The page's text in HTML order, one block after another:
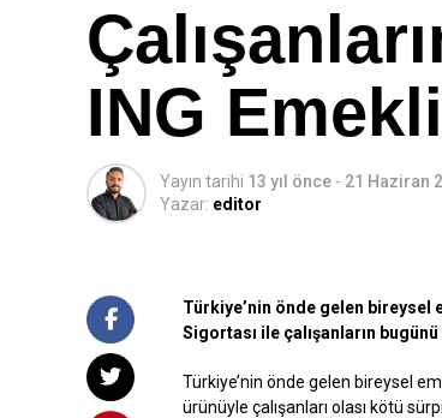
ING
Yayın tarihi 13 yıl önce - 21 Haziran
Yazar: editor
Türkiye’nin önde gelen bireysel
Sigortası ile çalışanların
Türkiye’nin önde gelen bireysel
ürünüyle çalışanları olası kötü